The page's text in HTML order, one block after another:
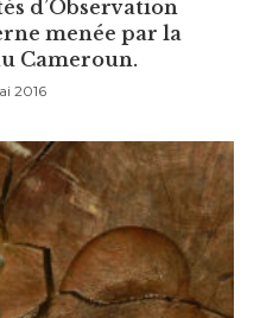
d’Observation
menée par la
Cameroun.
2016